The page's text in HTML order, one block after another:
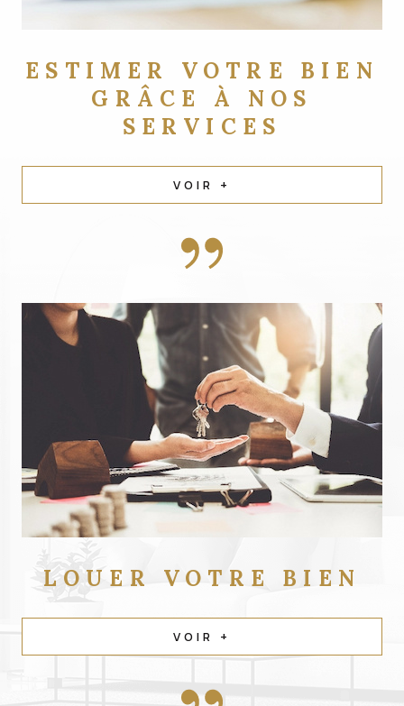
ESTIMER VOTRE BIEN
GRÂCE À NOS
SERVICES
VOIR +
LOUER VOTRE BIEN
VOIR +